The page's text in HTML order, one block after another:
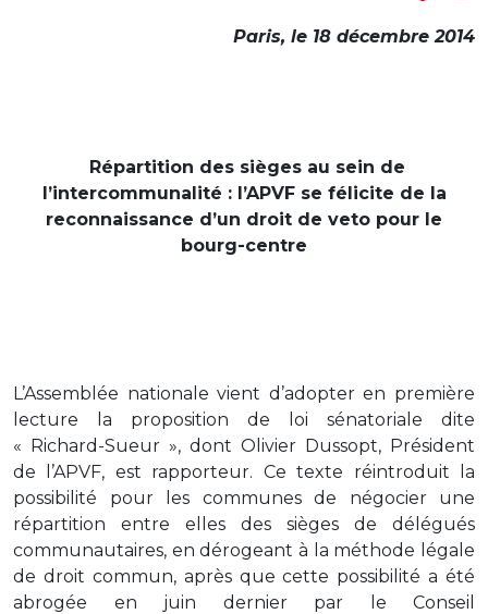
Paris, le 18 décembre 2014
Répartition des sièges au sein de
l’intercommunalité : l’APVF se félicite de la
reconnaissance d’un droit de veto pour le
bourg-centre
L’Assemblée nationale vient d’adopter en première
lecture la proposition de loi sénatoriale dite
« Richard-Sueur », dont Olivier Dussopt, Président
de l’APVF, est rapporteur. Ce texte réintroduit la
possibilité pour les communes de négocier une
répartition entre elles des sièges de délégués
communautaires, en dérogeant à la méthode légale
de droit commun, après que cette possibilité a été
abrogée en juin dernier par le Conseil